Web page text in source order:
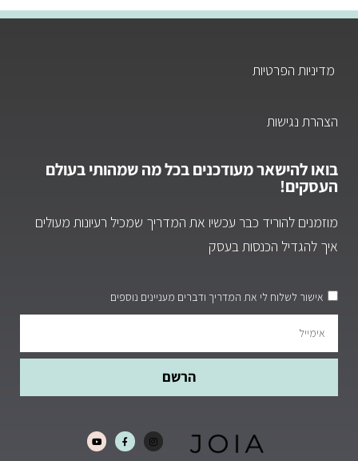
מדיניות הפרטיות
הצהרת נגישות
בואו להישאר מעודכנים בכל מה שמהותי בעולם
העסקים!
מוזמנים להוריד כבר עכשיו את המדריך שמכיל רעיונות מעולים
איך להגדיל הכנסות בעסק
אישור לשלוח לי את המדריך ודברים מעניינים נוספים
הרשם